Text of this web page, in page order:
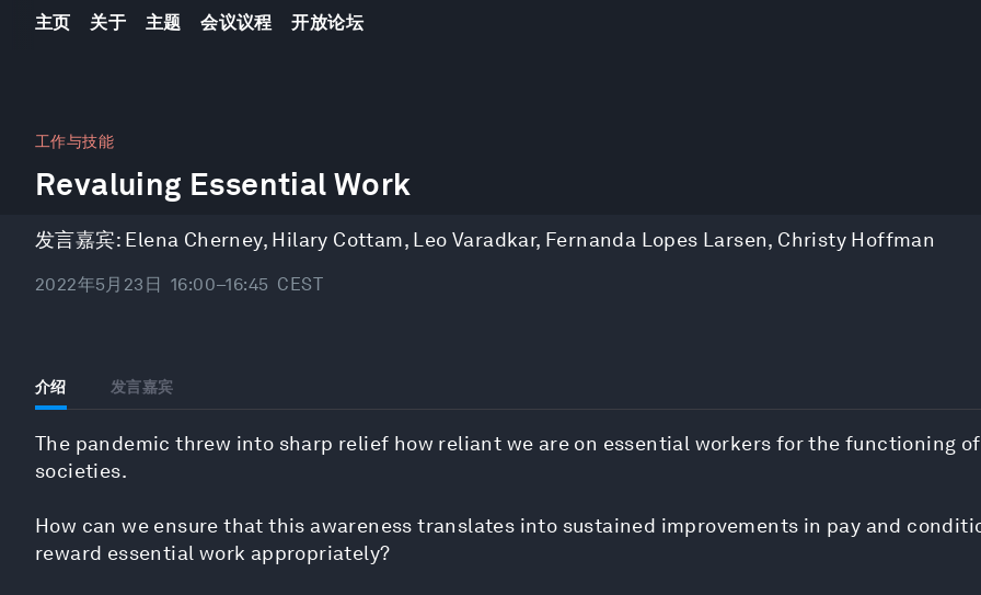
主页 关于 主题 会议议程 开放论坛
工作与技能
Revaluing Essential Work
发言嘉宾: Elena Cherney, Hilary Cottam, Leo Varadkar, Fernanda Lopes Larsen, Christy Hoffman
2022年5月23日 16:00–16:45 CEST
介绍 发言嘉宾
The pandemic threw into sharp relief how reliant we are on essential workers for the functioning
societies.
How can we ensure that this awareness translates into sustained improvements in pay and
reward essential work appropriately?
seconds
42
minutes,
secondsVolume
90%